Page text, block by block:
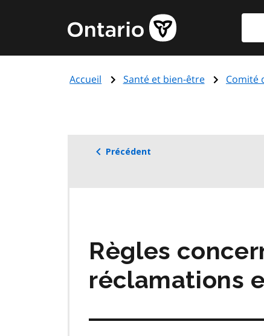
principal
Page
d'accueil
de
Accueil Santé et bien-être Comité
Précédent
Règles
réclamations